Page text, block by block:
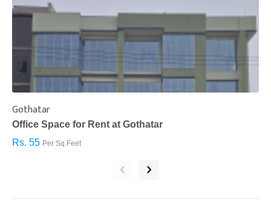
Gothatar
Office Space for Rent at Gothatar
Rs. 55 Per Sq.Feet
‹ ›